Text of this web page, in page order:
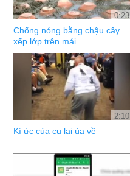
0:23
Chống nóng bằng chậu cây
xếp lớp trên mái
2:10
Kí ức của cụ lại ùa về